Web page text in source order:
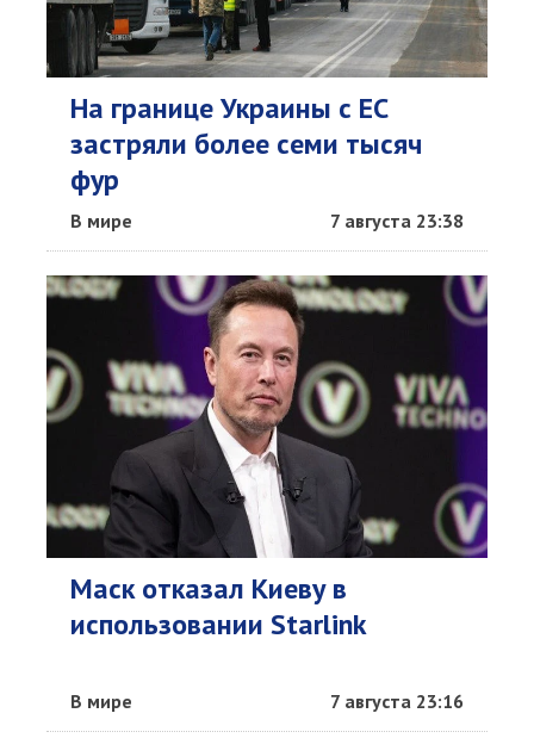
На границе Украины с ЕС
застряли более семи тысяч
фур
В мире 7 августа 23:38
Маск отказал Киеву в
использовании Starlink
В мире 7 августа 23:16